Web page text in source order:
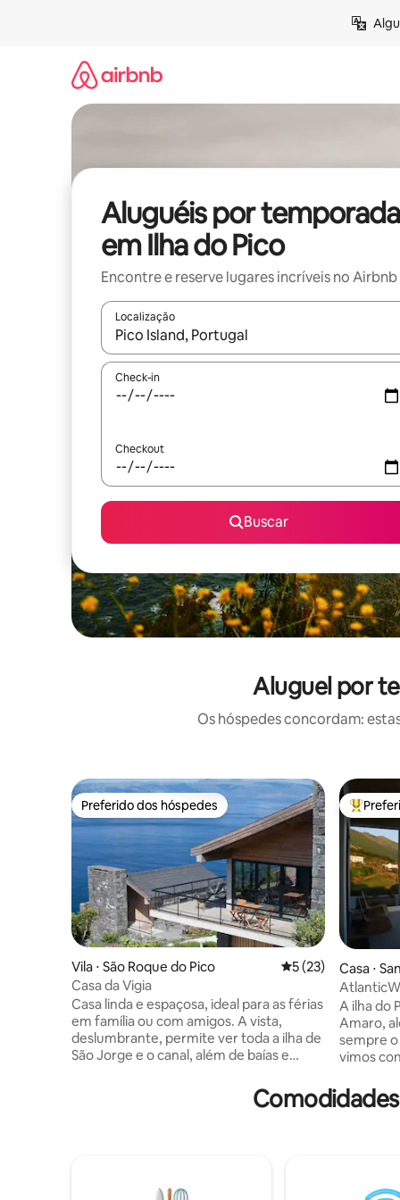
Aluguéis por temporada
em Ilha do Pico
Encontre e reserve lugares incríveis no Airbnb
Localização
Quando os resultados estiverem disponíveis,
Check-in
Checkout
Buscar
Aluguel por
Os hóspedes concordam:
Preferido dos hóspedes
Preferido dos hóspedes
Vila ⋅ São Roque do Pico 5 de uma
5 (23)
Casa da Vigia
Casa linda e espaçosa, ideal para as férias
em família ou com amigos. A vista,
deslumbrante, permite ver toda a ilha de
São Jorge e o canal, além de baías e
norte do Pico, com as suas vagas de mar
ondulantes. Ouvem-se os pássaros e o
vista, sala com vidros do teto ao chão em
Entre
Casa ⋅
A ilha do
Amaro,
sempre
vimos
vontade
fosse